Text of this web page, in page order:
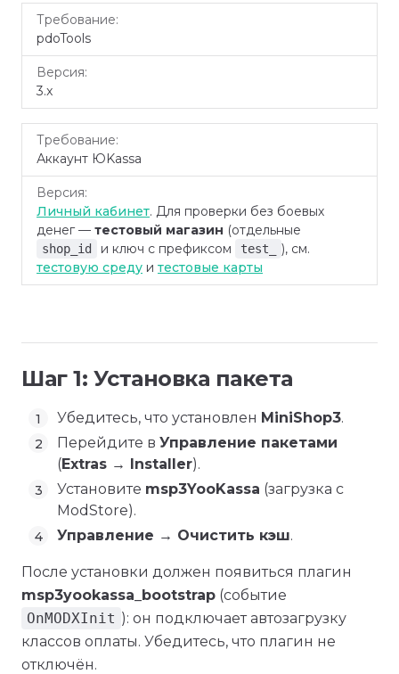
pdoTools
3.x
Аккаунт ЮKassa
Личный кабинет. Для проверки без боевых
денег — тестовый магазин (отдельные
shop_id и ключ с префиксом test_
), см.
тестовую среду и тестовые карты
Шаг 1: Установка пакета
Убедитесь, что установлен MiniShop3.
Перейдите в Управление пакетами
(Extras → Installer).
Установите msp3YooKassa (загрузка с
ModStore).
Управление → Очистить кэш.
После установки должен появиться плагин
msp3yookassa_bootstrap (событие
OnMODXInit ): он подключает автозагрузку
классов оплаты. Убедитесь, что плагин не
отключён.